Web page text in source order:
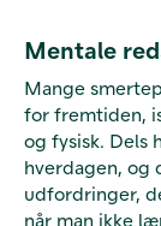
Mentale
Mange
for fremtiden,
og fysisk. Dels
hverdagen, og
udfordringer,
når man ikke